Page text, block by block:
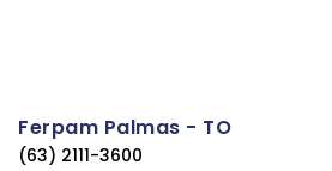
Ferpam Palmas - TO
(63) 2111-3600